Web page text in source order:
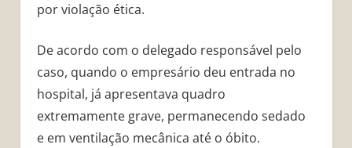
por violação ética.
De acordo com o delegado responsável pelo
caso, quando o empresário deu entrada no
hospital, já apresentava quadro
extremamente grave, permanecendo sedado
e em ventilação mecânica até o óbito.